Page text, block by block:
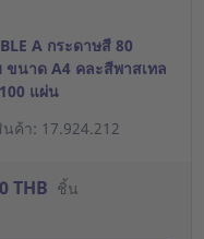
A กระดาษสี 80
ขนาด A4 คละสีพาสเทล
แผ่น
ค้า: 17.924.212
THB ชิ้น